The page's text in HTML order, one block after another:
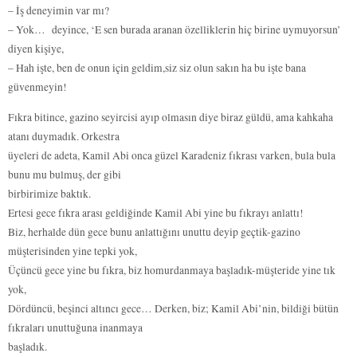
– İş deneyimin var mı?
– Yok… deyince, ‘E sen burada aranan özelliklerin hiç birine uymuyorsun’
diyen kişiye,
– Hah işte, ben de onun için geldim,siz siz olun sakın ha bu işte bana
güvenmeyin!
Fıkra bitince, gazino seyircisi ayıp olmasın diye biraz güldü, ama kahkaha
atanı duymadık. Orkestra
üyeleri de adeta, Kamil Abi onca güzel Karadeniz fıkrası varken, bula bula
bunu mu bulmuş, der gibi
birbirimize baktık.
Ertesi gece fıkra arası geldiğinde Kamil Abi yine bu fıkrayı anlattı!
Biz, herhalde dün gece bunu anlattığını unuttu deyip geçtik-gazino
müşterisinden yine tepki yok,
Üçüncü gece yine bu fıkra, biz homurdanmaya başladık-müşteride yine tık
yok,
Dördüncü, beşinci altıncı gece… Derken, biz; Kamil Abi’nin, bildiği bütün
fıkraları unuttuğuna inanmaya
başladık.